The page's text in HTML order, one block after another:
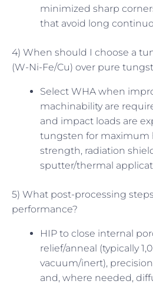
minimized sharp
that avoid long
4) When should I choose a
(W-Ni-Fe/Cu) over pure
Select WHA when
machinability are
and impact loads are
tungsten for maximum
strength, radiation
sputter/thermal
5) What post-processing
performance?
HIP to close internal
relief/anneal (typically
vacuum/inert),
and, where needed,